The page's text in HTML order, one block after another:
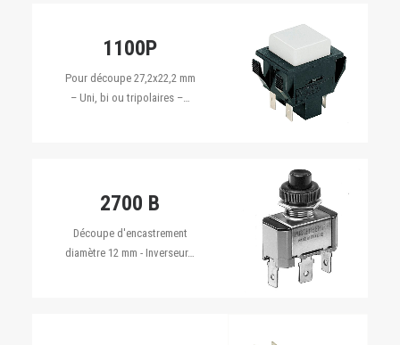
1100P
Pour découpe 27,2x22,2 mm
– Uni, bi ou tripolaires –…
2700 B
Découpe d'encastrement
diamètre 12 mm - Inverseur…